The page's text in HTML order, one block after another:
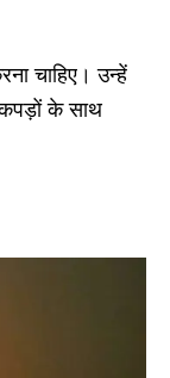
चाहिए। उन्हें
कपड़ों के साथ